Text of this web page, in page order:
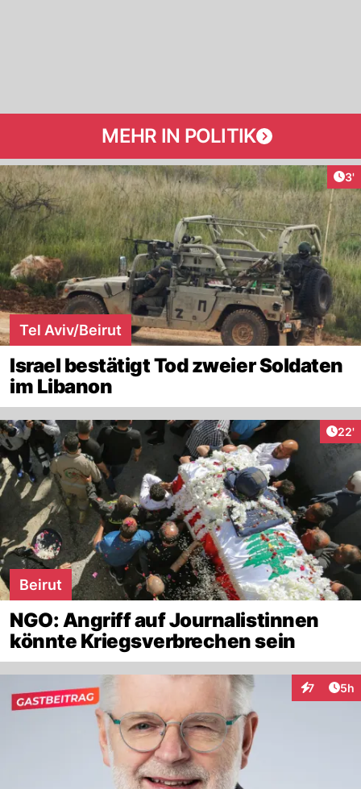
MEHR IN POLITIK
3'
Tel Aviv/Beirut
Israel bestätigt Tod zweier Soldaten
im Libanon
22'
Beirut
NGO: Angriff auf Journalistinnen
könnte Kriegsverbrechen sein
7 5h